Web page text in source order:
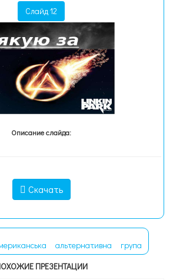
Слайд 12
Описание слайда:
Скачать
альтернативна
група
ПРЕЗЕНТАЦИИ